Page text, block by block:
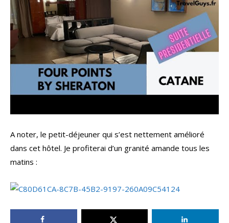
A noter, le petit-déjeuner qui s’est nettement amélioré
dans cet hôtel. Je profiterai d’un granité amande tous les
matins :